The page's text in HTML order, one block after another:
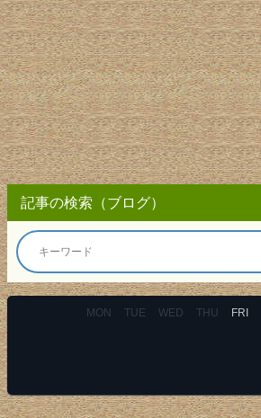
記事の検索（ブログ）
MON TUE WED THU FRI